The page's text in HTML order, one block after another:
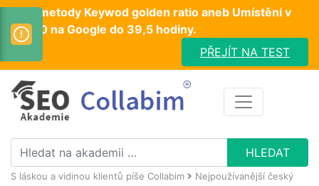
Test metody Keywod golden ratio aneb Umístění v
TOP10 na Google do 39,5 hodiny.
PŘEJÍT NA TEST
S láskou a vidinou klientů píše Collabim
Nejpoužívanější český